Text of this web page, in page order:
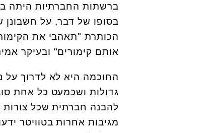
ברשתות החברתיות היתה
בסופו של דבר, על חשבונן
הכותרת "תאהבי את
אותם קימורים" ובעיקר
החוכמה היא לא לדרוך על
גדולות ושכמעט כל אחת
להבנה חברתית שכל צורות
מגיבות אחרות בטוויטר